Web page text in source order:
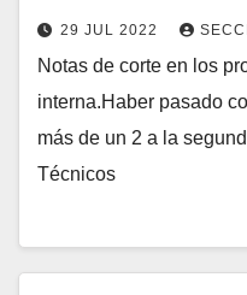
29 JUL 2022
Notas de corte en los
interna.Haber pasado
más de un 2 a la
Técnicos